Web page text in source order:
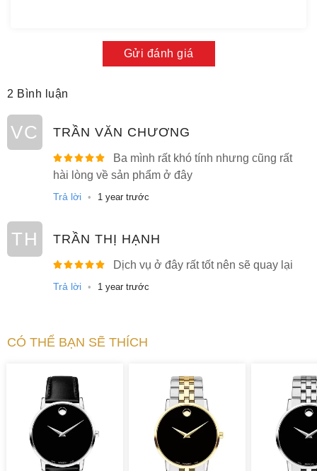
Gửi đánh giá
2 Bình luận
VC TRẦN VĂN CHƯƠNG
Ba mình rất khó tính nhưng cũng rất
hài lòng về sản phẩm ở đây
Trả lời • 1 year trước
TH TRẦN THỊ HẠNH
Dịch vụ ở đây rất tốt nên sẽ quay lại
Trả lời • 1 year trước
CÓ THỂ BẠN SẼ THÍCH